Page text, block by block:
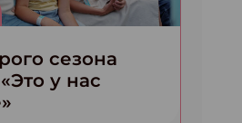
сезона
у нас